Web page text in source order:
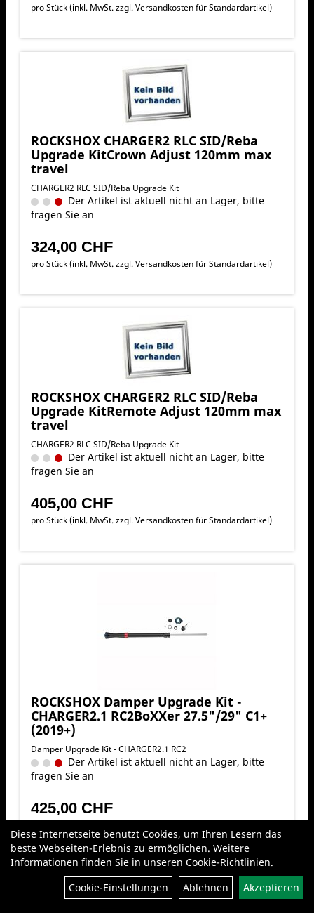
Filter
pro Stück (inkl. MwSt. zzgl.Versandkosten für Standardartikel)
ROCKSHOX CHARGER2 RLC SID/Reba
Upgrade KitCrown Adjust 120mm max
travel
CHARGER2 RLC SID/Reba Upgrade Kit
Der Artikel ist aktuell nicht an Lager, bitte
fragen Sie an
324,00 CHF
pro Stück (inkl. MwSt. zzgl.Versandkosten für Standardartikel)
ROCKSHOX CHARGER2 RLC SID/Reba
Upgrade KitRemote Adjust 120mm max
travel
CHARGER2 RLC SID/Reba Upgrade Kit
Der Artikel ist aktuell nicht an Lager, bitte
fragen Sie an
405,00 CHF
pro Stück (inkl. MwSt. zzgl.Versandkosten für Standardartikel)
ROCKSHOX Damper Upgrade Kit -
CHARGER2.1 RC2BoXXer 27.5"/29" C1+
(2019+)
Damper Upgrade Kit - CHARGER2.1 RC2
Der Artikel ist aktuell nicht an Lager, bitte
fragen Sie an
425,00 CHF
Diese Internetseite benutzt Cookies, um Ihren Lesern das
beste Webseiten-Erlebnis zu ermöglichen. Weitere
Informationen finden Sie in unseren Cookie-Richtlinien.
Cookie-Einstellungen
Ablehnen Akzeptieren